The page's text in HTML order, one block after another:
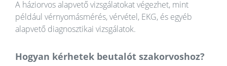
A háziorvos alapvető vizsgálatokat végezhet, mint
például vérnyomásmérés, vérvétel, EKG, és egyéb
alapvető diagnosztikai vizsgálatok.
Hogyan kérhetek beutalót szakorvoshoz?